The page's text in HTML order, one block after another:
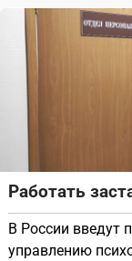
reader-
Работать
В России введут
управлению